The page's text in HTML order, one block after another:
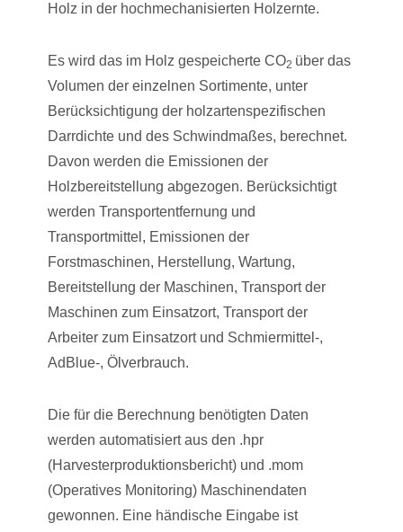
Holz in der hochmechanisierten Holzernte.
Es wird das im Holz gespeicherte CO2 über das
Volumen der einzelnen Sortimente, unter
Berücksichtigung der holzartenspezifischen
Darrdichte und des Schwindmaßes, berechnet.
Davon werden die Emissionen der
Holzbereitstellung abgezogen. Berücksichtigt
werden Transportentfernung und
Transportmittel, Emissionen der
Forstmaschinen, Herstellung, Wartung,
Bereitstellung der Maschinen, Transport der
Maschinen zum Einsatzort, Transport der
Arbeiter zum Einsatzort und Schmiermittel-,
AdBlue-, Ölverbrauch.
Die für die Berechnung benötigten Daten
werden automatisiert aus den .hpr
(Harvesterproduktionsbericht) und .mom
(Operatives Monitoring) Maschinendaten
gewonnen. Eine händische Eingabe ist